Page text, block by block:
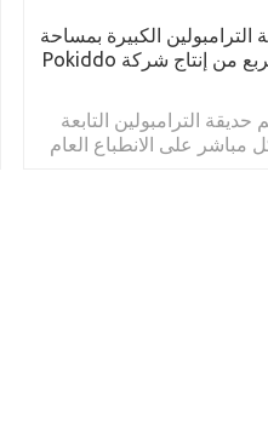
الكبيرة بمساحة
2600 متر مربع من إنتاج شركة Pokiddo
الترامبولين التابعة
مباشر على الانطباع العام